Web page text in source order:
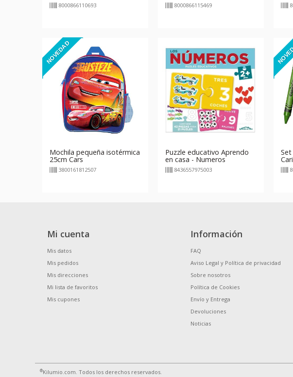
8000866110693 8000866115469
NOVEDAD
Mochila pequeña isotérmica
25cm Cars
3800161812507
Puzzle educativo Aprendo
en casa - Numeros
8436557975003
Mi cuenta
Mis datos
Mis pedidos
Mis direcciones
Mi lista de favoritos
Mis cupones
Información
FAQ
Aviso Legal y Política de privacidad
Sobre nosotros
Política de Cookies
Envío y Entrega
Devoluciones
Noticias
®Kilumio.com. Todos los derechos reservados.